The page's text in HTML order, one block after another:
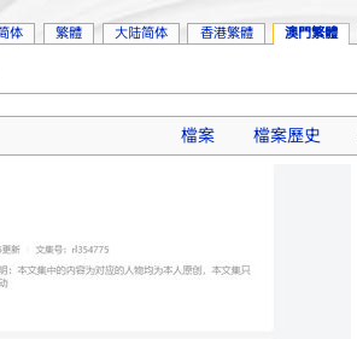
檔案 檔案歷史
体 繁體 大陆简体 香港繁體 澳門繁體